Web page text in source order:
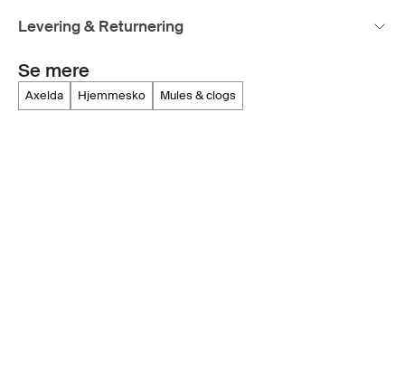
Levering & Returnering
Se mere
axelda hjemmesko mules & clogs